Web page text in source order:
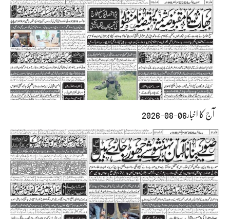
آج کا اخبار06-08-2026